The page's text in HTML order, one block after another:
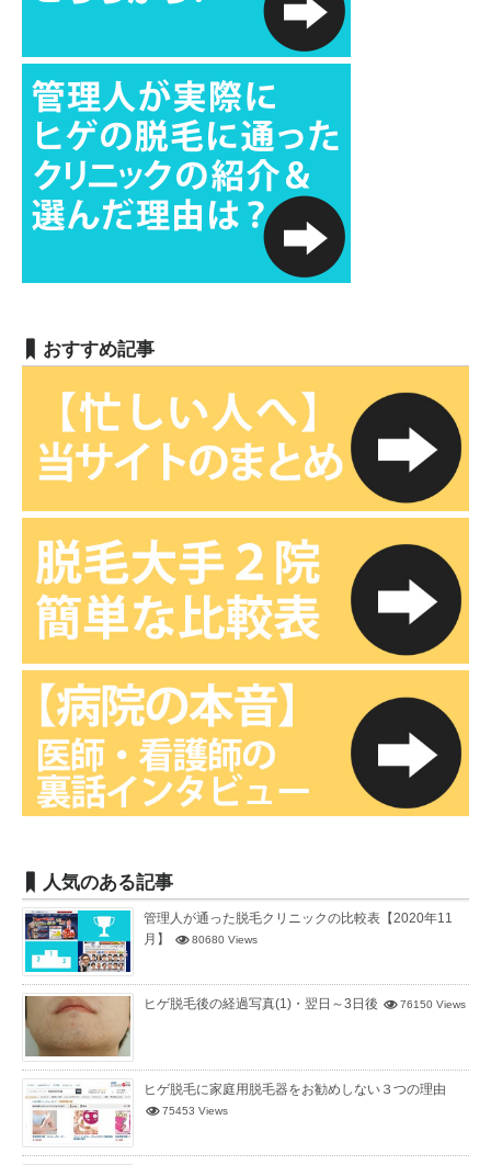
おすすめ記事
人気のある記事
管理人が通った脱毛クリニックの比較表【2020年11
月】
80680 Views
ヒゲ脱毛後の経過写真(1)・翌日～3日後 76150 Views
ヒゲ脱毛に家庭用脱毛器をお勧めしない３つの理由
75453 Views